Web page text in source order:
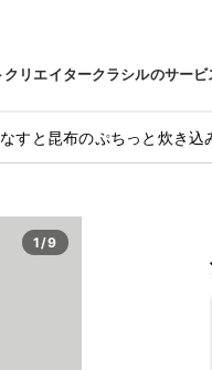
クリエイタークラシルのサービ
すと昆布のぷちっと炊き込
1/9